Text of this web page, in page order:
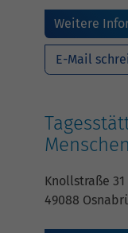
Weitere
E-Mail
Menschen
Knollstraße 31
49088